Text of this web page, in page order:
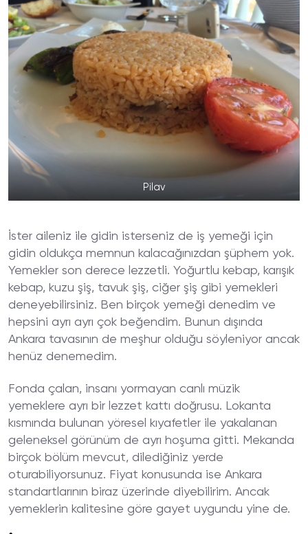
Pilav
İster aileniz ile gidin isterseniz de iş yemeği için
gidin oldukça memnun kalacağınızdan şüphem yok.
Yemekler son derece lezzetli. Yoğurtlu kebap, karışık
kebap, kuzu şiş, tavuk şiş, ciğer şiş gibi yemekleri
deneyebilirsiniz. Ben birçok yemeği denedim ve
hepsini ayrı ayrı çok beğendim. Bunun dışında
Ankara tavasının de meşhur olduğu söyleniyor ancak
henüz denemedim.
Fonda çalan, insanı yormayan canlı müzik
yemeklere ayrı bir lezzet kattı doğrusu. Lokanta
kısmında bulunan yöresel kıyafetler ile yakalanan
geleneksel görünüm de ayrı hoşuma gitti. Mekanda
birçok bölüm mevcut, dilediğiniz yerde
oturabiliyorsunuz. Fiyat konusunda ise Ankara
standartlarının biraz üzerinde diyebilirim. Ancak
yemeklerin kalitesine göre gayet uygundu yine de.